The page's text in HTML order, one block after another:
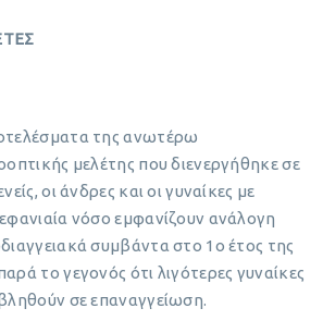
της ανωτέρω
μελέτης που διενεργήθηκε σε
οι άνδρες και οι γυναίκες με
νόσο εμφανίζουν ανάλογη
συμβάντα στο 1ο έτος της
το γεγονός ότι λιγότερες γυναίκες
σε επαναγγείωση.